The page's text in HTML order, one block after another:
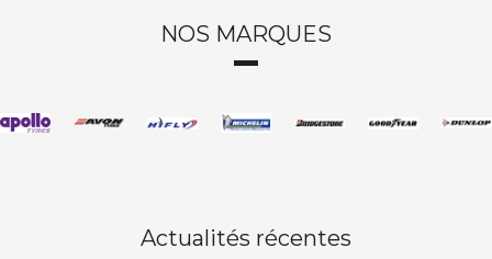
NOS MARQUES
Actualités récentes